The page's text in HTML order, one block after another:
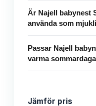
Är Najell babynest
använda som
Passar Najell
varma
Jämför pris